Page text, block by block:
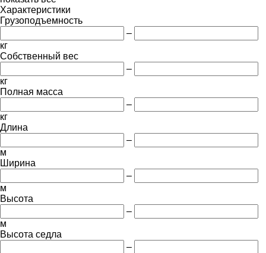
Характеристики
Грузоподъемность
–
кг
Собственный вес
–
кг
Полная масса
–
кг
Длина
–
м
Ширина
–
м
Высота
–
м
Высота седла
–